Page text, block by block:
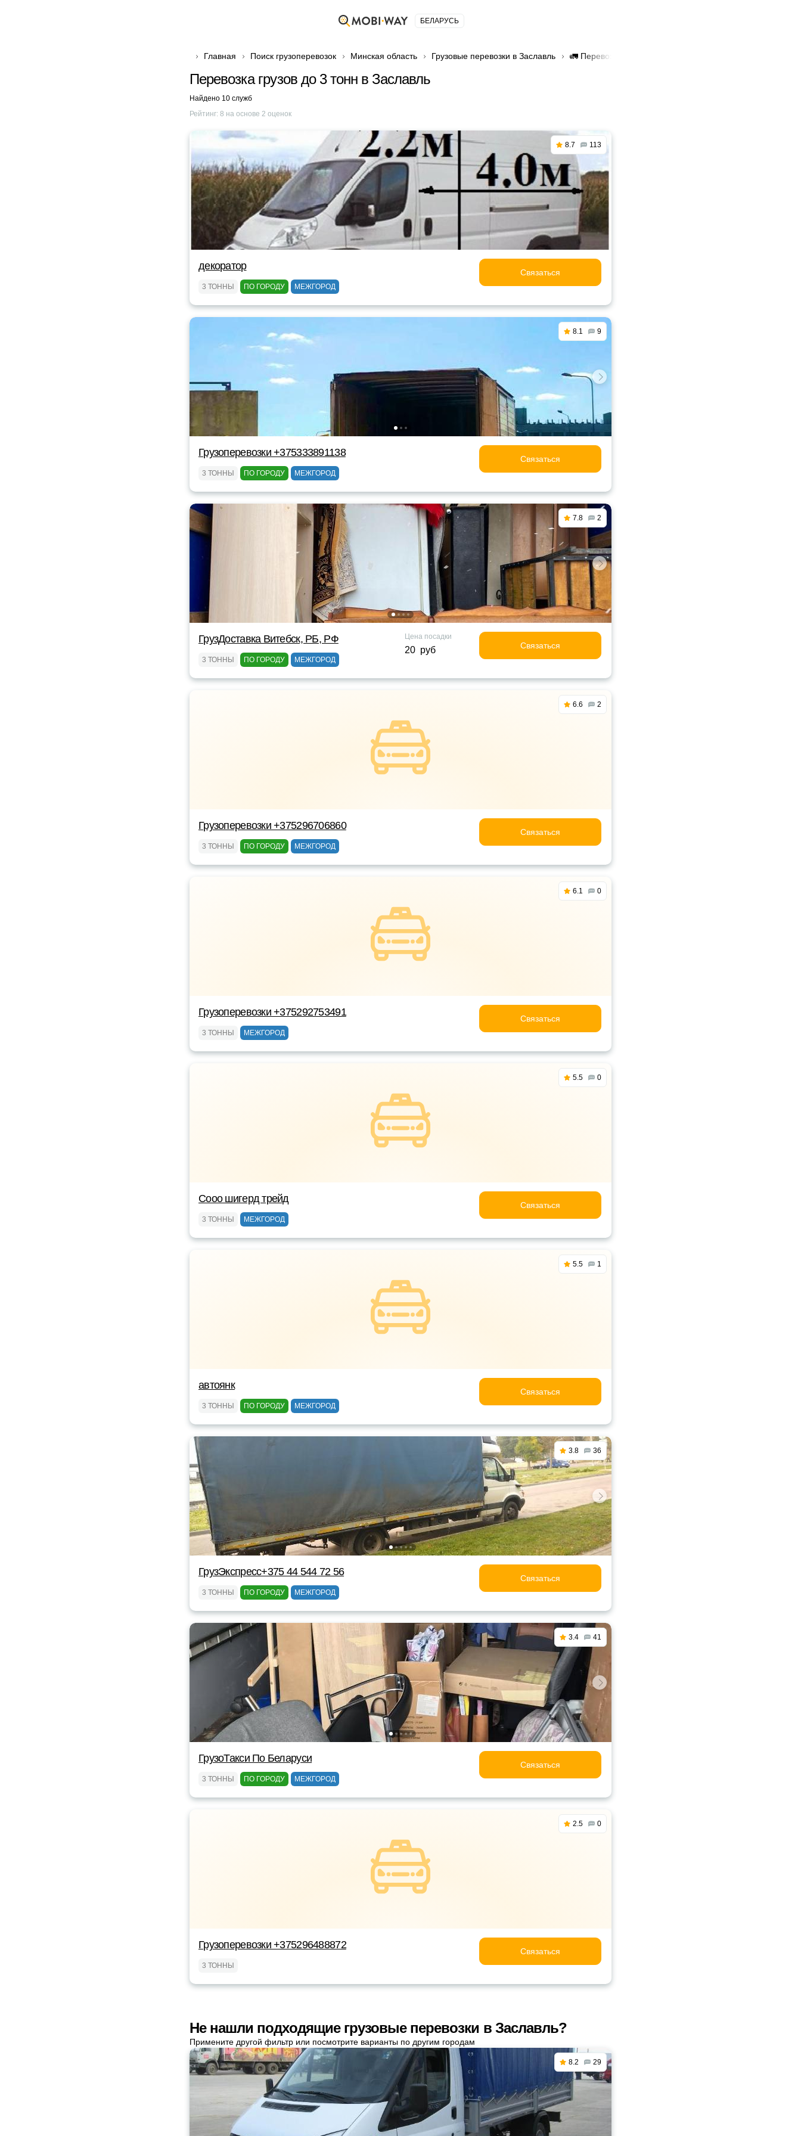
БЕЛАРУСЬ
Главная Поиск грузоперевозок Минская область Грузовые перевозки в Заславль 🚛 Перевозка грузов до 3 тонн в Заславль
Перевозка грузов до 3 тонн в Заславль
Найдено 10 служб
Рейтинг: 8 на основе 2 оценок
8.7 113
декоратор
3 ТОННЫ ПО ГОРОДУ МЕЖГОРОД
Связаться
8.1 9
Грузоперевозки +375333891138
3 ТОННЫ ПО ГОРОДУ МЕЖГОРОД
Связаться
7.8 2
ГрузДоставка Витебск, РБ, РФ
3 ТОННЫ ПО ГОРОДУ МЕЖГОРОД
Цена посадки
20 руб Связаться
6.6 2
Грузоперевозки +375296706860
3 ТОННЫ ПО ГОРОДУ МЕЖГОРОД
Связаться
6.1 0
Грузоперевозки +375292753491
3 ТОННЫ МЕЖГОРОД
Связаться
5.5 0
Сооо шигерд трейд
3 ТОННЫ МЕЖГОРОД
Связаться
5.5 1
автоянк
3 ТОННЫ ПО ГОРОДУ МЕЖГОРОД
Связаться
3.8 36
ГрузЭкспресс+375 44 544 72 56
3 ТОННЫ ПО ГОРОДУ МЕЖГОРОД
Связаться
3.4 41
ГрузоТакси По Беларуси
3 ТОННЫ ПО ГОРОДУ МЕЖГОРОД
Связаться
2.5 0
Грузоперевозки +375296488872
3 ТОННЫ
Связаться
Не нашли подходящие грузовые перевозки в Заславль?
Примените другой фильтр или посмотрите варианты по другим городам
8.2 29